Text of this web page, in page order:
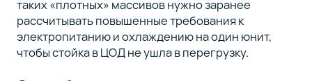
таких «плотных» массивов нужно заранее
рассчитывать повышенные требования к
электропитанию и охлаждению на один юнит,
чтобы стойка в ЦОД не ушла в перегрузку.